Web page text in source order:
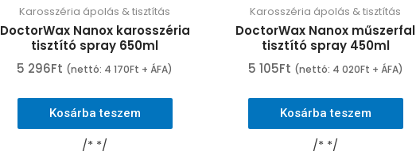
Karosszéria ápolás & tisztítás
DoctorWax Nanox karosszéria
tisztító spray 650ml
5 296Ft (nettó: 4 170Ft + ÁFA)
Kosárba teszem
/* */
Karosszéria ápolás & tisztítás
DoctorWax Nanox műszerfal
tisztító spray 450ml
5 105Ft (nettó: 4 020Ft + ÁFA)
Kosárba teszem
/* */